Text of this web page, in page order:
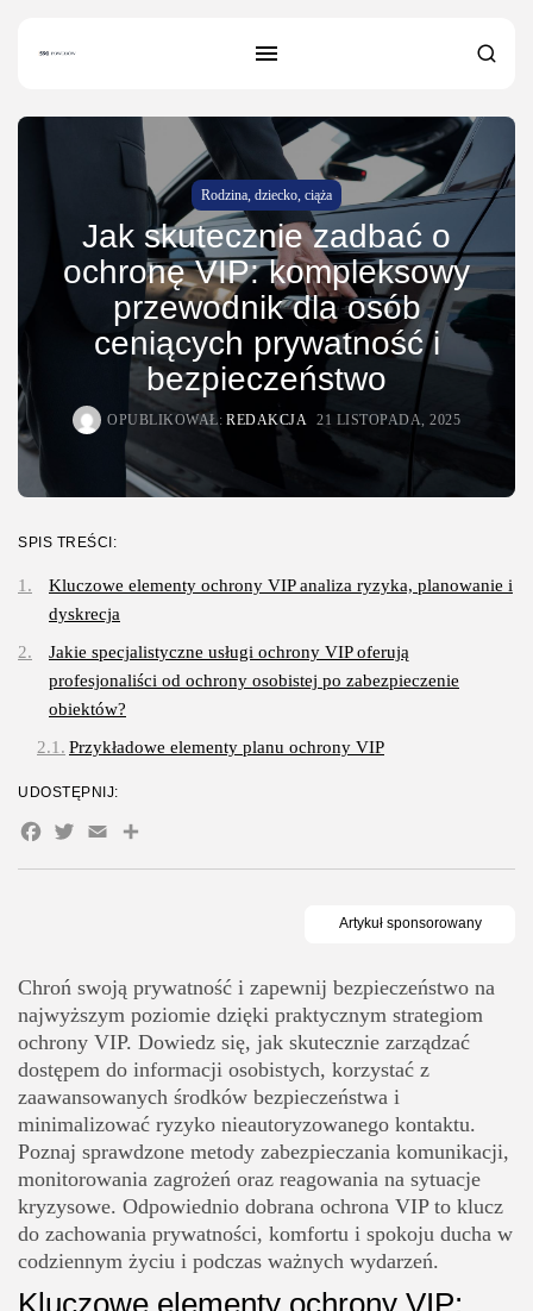
NAJNOWSZE
Dom i Ogród
Jak urządzić nowoczesną strefę BBQ
w...
OPUBLIKOWAŁ: REDAKCJA
4 SIERPNIA, 2026
Lattafa Asad – gdzie kupić?
OPUBLIKOWAŁ:
Obiady w łódzkim biurowcu: co
POPULARNE KATEGORIE
212 Artykułów
35 Artykułów
Zoologia/Rolnictwo/Leśnictwo
24 Artykułów
Rodzina, dziecko, ciąża
Jak skutecznie zadbać o
ochronę VIP: kompleksowy
przewodnik dla osób
ceniących prywatność i
bezpieczeństwo
OPUBLIKOWAŁ: REDAKCJA 21 LISTOPADA, 2025
Chroń swoją prywatność i zapewnij bezpieczeństwo na
najwyższym poziomie dzięki praktycznym strategiom
ochrony VIP. Dowiedz się, jak skutecznie zarządzać
dostępem do informacji osobistych, korzystać z
zaawansowanych środków bezpieczeństwa i
minimalizować ryzyko nieautoryzowanego kontaktu.
Poznaj sprawdzone metody zabezpieczania komunikacji,
monitorowania zagrożeń oraz reagowania na sytuacje
kryzysowe. Odpowiednio dobrana ochrona VIP to klucz
do zachowania prywatności, komfortu i spokoju ducha w
codziennym życiu i podczas ważnych wydarzeń.
Kluczowe elementy ochrony VIP:
SPIS TREŚCI:
Kluczowe elementy ochrony VIP analiza ryzyka, planowanie i
dyskrecja
Jakie specjalistyczne usługi ochrony VIP oferują
profesjonaliści od ochrony osobistej po zabezpieczenie
obiektów?
Przykładowe elementy planu ochrony VIP
UDOSTĘPNIJ:
Facebook
Twitter
EmailShare